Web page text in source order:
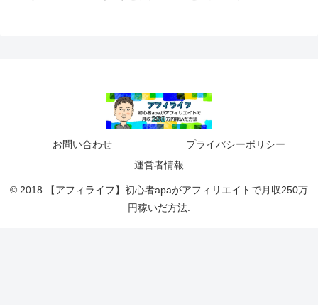
お問い合わせ
プライバシーポリシー
運営者情報
© 2018 【アフィライフ】初心者apaがアフィリエイトで月収250万
円稼いだ方法.